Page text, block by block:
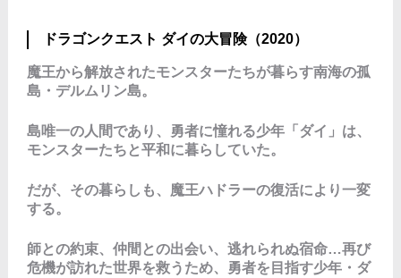
ドラゴンクエスト ダイの大冒険（2020）
魔王から解放されたモンスターたちが暮らす南海の孤
島・デルムリン島。
島唯一の人間であり、勇者に憧れる少年「ダイ」は、
モンスターたちと平和に暮らしていた。
だが、その暮らしも、魔王ハドラーの復活により一変
する。
師との約束、仲間との出会い、逃れられぬ宿命…再び
危機が訪れた世界を救うため、勇者を目指す少年・ダ